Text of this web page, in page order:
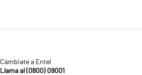
Cámbiate a Entel
Llama al (0800) 09001